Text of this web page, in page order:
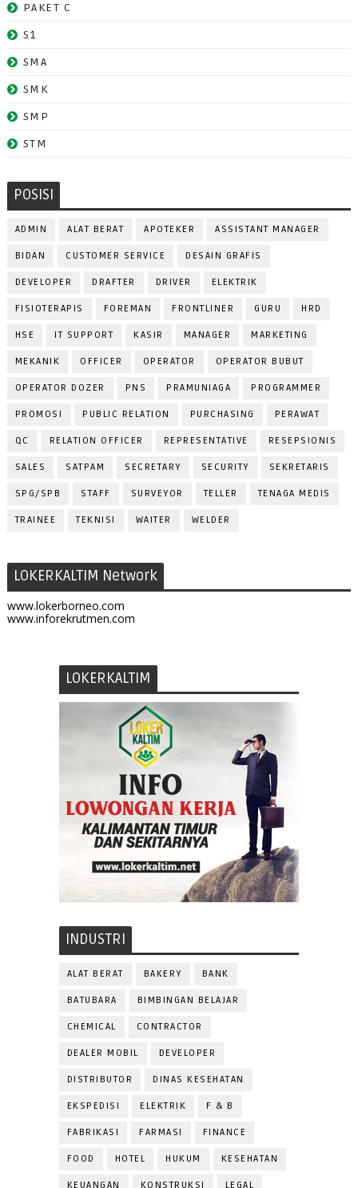
PAKET C
S1
SMA
SMK
SMP
STM
POSISI
ADMIN ALAT BERAT APOTEKER ASSISTANT MANAGER
BIDAN CUSTOMER SERVICE DESAIN GRAFIS
DEVELOPER DRAFTER DRIVER ELEKTRIK
FISIOTERAPIS FOREMAN FRONTLINER GURU HRD
HSE IT SUPPORT KASIR MANAGER MARKETING
MEKANIK OFFICER OPERATOR OPERATOR BUBUT
OPERATOR DOZER PNS PRAMUNIAGA PROGRAMMER
PROMOSI PUBLIC RELATION PURCHASING PERAWAT
QC RELATION OFFICER REPRESENTATIVE RESEPSIONIS
SALES SATPAM SECRETARY SECURITY SEKRETARIS
SPG/SPB STAFF SURVEYOR TELLER TENAGA MEDIS
TRAINEE TEKNISI WAITER WELDER
LOKERKALTIM Network
www.lokerborneo.com
www.inforekrutmen.com
LOKERKALTIM
INDUSTRI
ALAT BERAT BAKERY BANK
BATUBARA BIMBINGAN BELAJAR
CHEMICAL CONTRACTOR
DEALER MOBIL DEVELOPER
DISTRIBUTOR DINAS KESEHATAN
EKSPEDISI ELEKTRIK F & B
FABRIKASI FARMASI FINANCE
FOOD HOTEL HUKUM KESEHATAN
KEUANGAN KONSTRUKSI LEGAL